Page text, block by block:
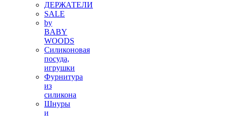
ДЕРЖАТЕЛИ
SALE
by
BABY
WOODS
Силиконовая
посуда,
игрушки
Фурнитура
из
силикона
Шнуры
и